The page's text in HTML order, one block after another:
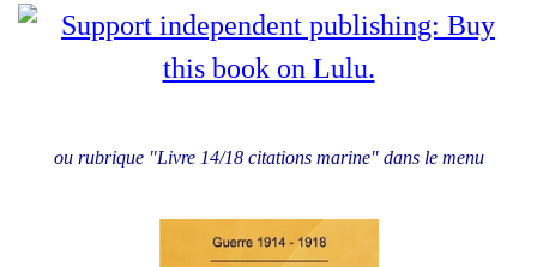
ou rubrique "Livre 14/18 citations marine" dans le menu